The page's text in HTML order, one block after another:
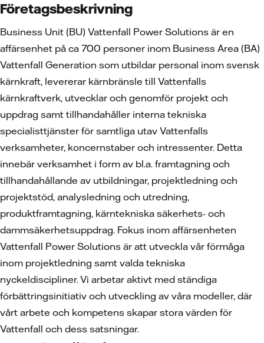
Företagsbeskrivning
Business Unit (BU) Vattenfall Power Solutions är en
affärsenhet på ca 700 personer inom Business Area (BA)
Vattenfall Generation som utbildar personal inom svensk
kärnkraft, levererar kärnbränsle till Vattenfalls
kärnkraftverk, utvecklar och genomför projekt och
uppdrag samt tillhandahåller interna tekniska
specialisttjänster för samtliga utav Vattenfalls
verksamheter, koncernstaber och intressenter. Detta
innebär verksamhet i form av bl.a. framtagning och
tillhandahållande av utbildningar, projektledning och
projektstöd, analysledning och utredning,
produktframtagning, kärntekniska säkerhets- och
dammsäkerhetsuppdrag. Fokus inom affärsenheten
Vattenfall Power Solutions är att utveckla vår förmåga
inom projektledning samt valda tekniska
nyckeldiscipliner. Vi arbetar aktivt med ständiga
förbättringsinitiativ och utveckling av våra modeller, där
vårt arbete och kompetens skapar stora värden för
Vattenfall och dess satsningar.